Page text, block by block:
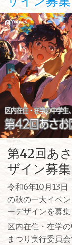
第42回あ
ザイン募集
令和6年10月13日
の秋の一大イベ
ーデザインを募集
区内在住・在学
まつり実行委員